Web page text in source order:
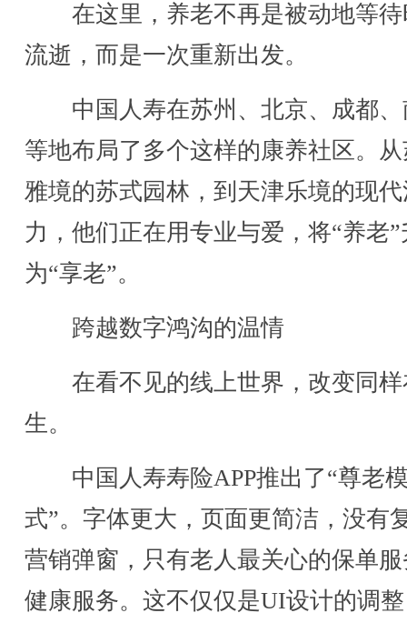
在这里，养老不再是被动地等待
流逝，而是一次重新出发。
中国人寿在苏州、北京、成都、
等地布局了多个这样的康养社区。
雅境的苏式园林，到天津乐境的现
力，他们正在用专业与爱，将“养老”
为“享老”。
跨越数字鸿沟的温情
在看不见的线上世界，改变同样
生。
中国人寿寿险APP推出了“尊老
式”。字体更大，页面更简洁，没有
营销弹窗，只有老人最关心的保单
健康服务。这不仅仅是UI设计的调